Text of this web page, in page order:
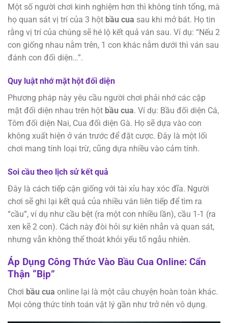
Một số người chơi kinh nghiệm hơn thì không tính tổng, mà
họ quan sát vị trí của 3 hột bầu cua sau khi mở bát. Họ tin
rằng vị trí của chúng sẽ hé lộ kết quả ván sau. Ví dụ: “Nếu 2
con giống nhau nằm trên, 1 con khác nằm dưới thì ván sau
đánh con đối diện…”.
Quy luật nhớ mặt hột đối diện
Phương pháp này yêu cầu người chơi phải nhớ các cặp
mặt đối diện nhau trên hột bầu cua. Ví dụ: Bầu đối diện Cá,
Tôm đối diện Nai, Cua đối diện Gà. Họ sẽ dựa vào con
không xuất hiện ở ván trước để đặt cược. Đây là một lối
chơi mang tính loại trừ, cũng dựa nhiều vào cảm tính.
Soi cầu theo lịch sử kết quả
Đây là cách tiếp cận giống với tài xỉu hay xóc đĩa. Người
chơi sẽ ghi lại kết quả của nhiều ván liên tiếp để tìm ra
“cầu”, ví dụ như cầu bệt (ra một con nhiều lần), cầu 1-1 (ra
xen kẽ 2 con). Cách này đòi hỏi sự kiên nhẫn và quan sát,
nhưng vẫn không thể thoát khỏi yếu tố ngẫu nhiên.
Áp Dụng Công Thức Vào Bầu Cua Online: Cẩn
Thận “Bịp”
Chơi bầu cua online lại là một câu chuyện hoàn toàn khác.
Mọi công thức tính toán vật lý gần như trở nên vô dụng.